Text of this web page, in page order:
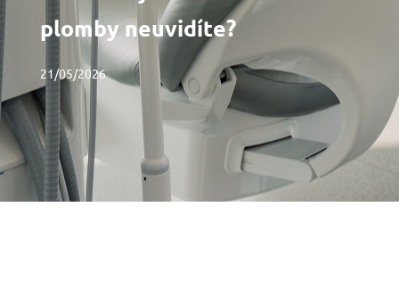
plomby neuvidíte?
21/05/2026